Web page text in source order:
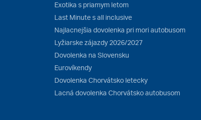
Exotika s priamym letom
Last Minute s all inclusive
Najlacnejšia dovolenka pri mori autobusom
Lyžiarske zájazdy 2026/2027
Dovolenka na Slovensku
Eurovíkendy
Dovolenka Chorvátsko letecky
Lacná dovolenka Chorvátsko autobusom